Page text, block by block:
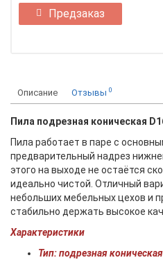
Предзаказ
Описание Отзывы 0
Пила подрезная коническая
Пила работает в паре с
предварительный надрез
этого на выходе не остаётся
идеально чистой. Отличный
небольших мебельных цехов и
стабильно держать высокое
Характеристики
Тип: подрезная